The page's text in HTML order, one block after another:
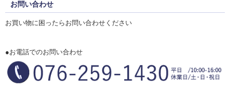
お問い合わせ
お買い物に困ったらお問い合わせください
●お電話でのお問い合わせ